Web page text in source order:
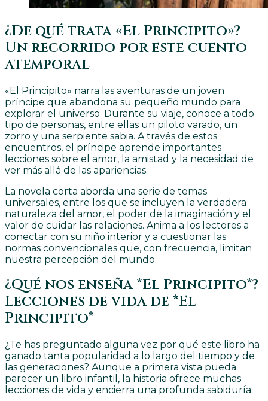
¿De qué trata «El Principito»?
Un recorrido por este cuento
atemporal
«El Principito» narra las aventuras de un joven
príncipe que abandona su pequeño mundo para
explorar el universo. Durante su viaje, conoce a todo
tipo de personas, entre ellas un piloto varado, un
zorro y una serpiente sabia. A través de estos
encuentros, el príncipe aprende importantes
lecciones sobre el amor, la amistad y la necesidad de
ver más allá de las apariencias.
La novela corta aborda una serie de temas
universales, entre los que se incluyen la verdadera
naturaleza del amor, el poder de la imaginación y el
valor de cuidar las relaciones. Anima a los lectores a
conectar con su niño interior y a cuestionar las
normas convencionales que, con frecuencia, limitan
nuestra percepción del mundo.
¿Qué nos enseña *El Principito*?
Lecciones de vida de *El
Principito*
¿Te has preguntado alguna vez por qué este libro ha
ganado tanta popularidad a lo largo del tiempo y de
las generaciones? Aunque a primera vista pueda
parecer un libro infantil, la historia ofrece muchas
lecciones de vida y encierra una profunda sabiduría.